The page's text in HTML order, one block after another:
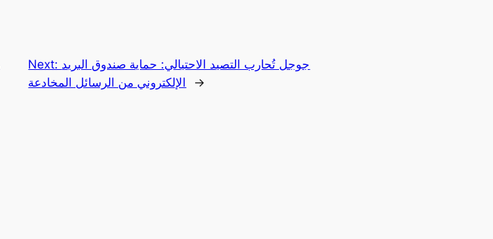
Next: جوجل تُحارب التصيد الاحتيالي: حماية صندوق البريد
الإلكتروني من الرسائل المخادعة
→